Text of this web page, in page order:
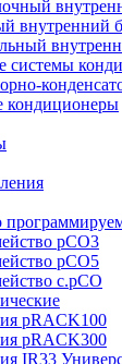
внутренний
pCO3
pCO5
c.pCO
pRACK100
pRACK300
IR33